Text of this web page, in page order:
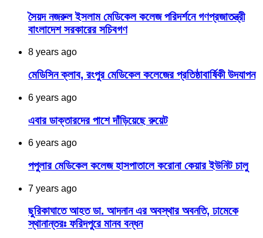
সৈয়দ নজরুল ইসলাম মেডিকেল কলেজ পরিদর্শনে গণপ্রজাতন্ত্রী
বাংলাদেশ সরকারের সচিবগণ
8 years ago
মেডিসিন ক্লাব, রংপুর মেডিকেল কলেজের প্রতিষ্ঠাবার্ষিকী উদযাপন
6 years ago
এবার ডাক্তারদের পাশে দাঁড়িয়েছে রুয়েট
6 years ago
পপুলার মেডিকেল কলেজ হাসপাতালে করোনা কেয়ার ইউনিট চালু
7 years ago
ছুরিকাঘাতে আহত ডা. আদনান এর অবস্থার অবনতি, ঢামেকে
স্থানান্তরঃ ফরিদপুরে মানব বন্ধন